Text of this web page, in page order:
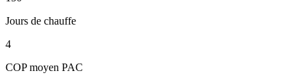
Jours de chauffe
4
COP moyen PAC